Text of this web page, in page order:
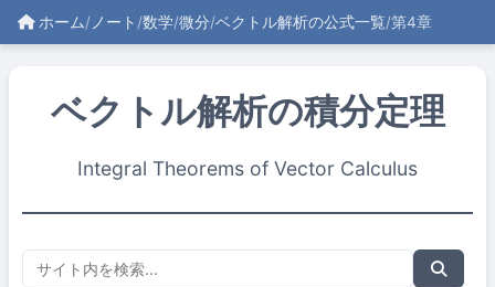
ホーム/ ノート /数学/微分/ベクトル解析の公式一覧/第4章
ベクトル解析の積分定理
Integral Theorems of Vector Calculus